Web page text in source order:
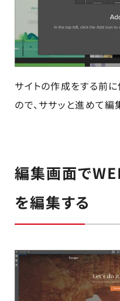
サイトの作成をする前
ので、ササッと進めて編
編集画面で
を編集する